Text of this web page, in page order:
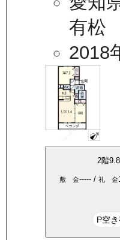
有松
2018
2階
敷 金----- / 礼 金
P空